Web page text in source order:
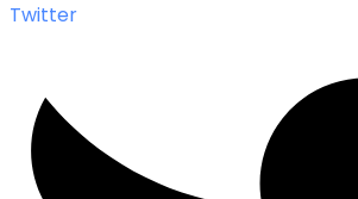
Twitter